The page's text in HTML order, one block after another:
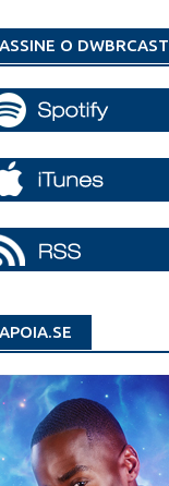
ASSINE O DWBRCAST
APOIA.SE